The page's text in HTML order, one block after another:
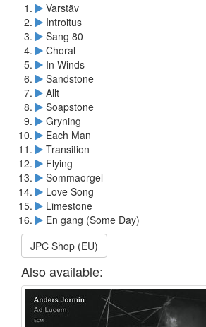
Varstäv
Introitus
Sang 80
Choral
In Winds
Sandstone
Allt
Soapstone
Gryning
Each Man
Transition
Flying
Sommaorgel
Love Song
Limestone
En gang (Some Day)
JPC Shop (EU)
Also available: